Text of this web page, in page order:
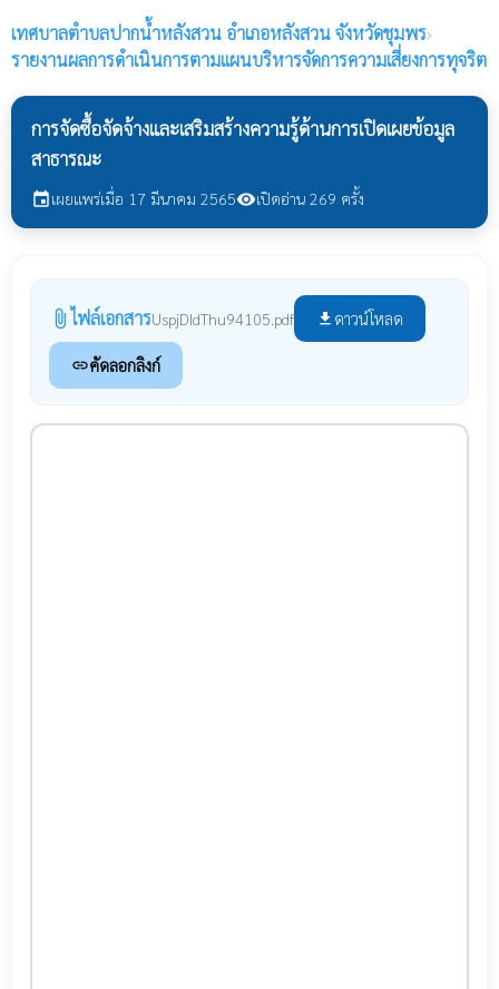
เทศบาลตำบลปากน้ำหลังสวน อำเภอหลังสวน จังหวัดชุมพร›
รายงานผลการดำเนินการตามแผนบริหารจัดการความเสี่ยงการทุจริต
การจัดซื้อจัดจ้างและเสริมสร้างความรู้ด้านการเปิดเผยข้อมูล
สาธารณะ
eventเผยแพร่เมื่อ 17 มีนาคม 2565visibilityเปิดอ่าน 269 ครั้ง
attach_file ไฟล์เอกสารUspjDIdThu94105.pdf file_download ดาวน์โหลด
linkคัดลอกลิงก์